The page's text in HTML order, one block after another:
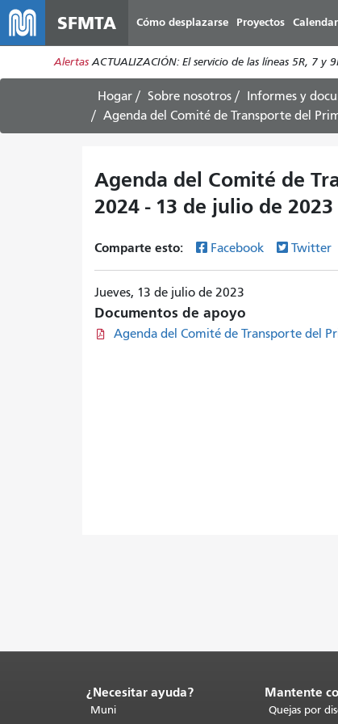
SFMTA Cómo desplazarse Proyectos
Alertas ACTUALIZACIÓN: El servicio de las líneas 5R, 7
Hogar Sobre nosotros
Informes y
Agenda del Comité de Transporte del
Agenda del Comité de
2024 - 13 de julio de 2023
Comparte esto: Facebook Twitter
Jueves, 13 de julio de 2023
Documentos de apoyo
Agenda del Comité de Transporte del
Fin
del
¿Necesitar ayuda?
Muni
Mantente
Quejas por